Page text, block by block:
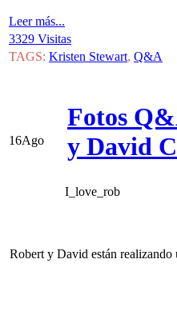
Leer más...
3329 Visitas
TAGS: Kristen Stewart, Q&A
16Ago
Fotos
y David
I_love_rob
Robert y David están realizando